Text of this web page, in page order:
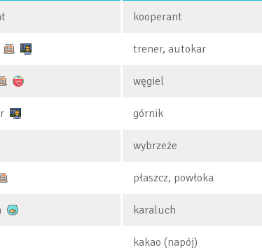
kooperant
trener, autokar
węgiel
górnik
wybrzeże
płaszcz, powłoka
karaluch
kakao (napój)